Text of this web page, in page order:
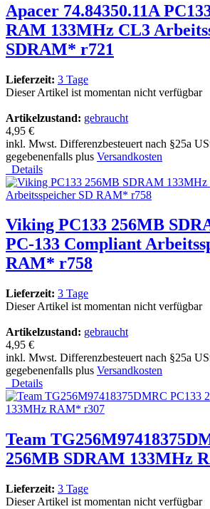
Apacer 74.84350.11A
RAM 133MHz CL3
SDRAM* r721
Lieferzeit: 3 Tage
Dieser Artikel ist momentan nicht verfügbar
Artikelzustand: gebraucht
4,95 €
inkl. Mwst. Differenzbesteuert nach §25a
gegebenenfalls plus Versandkosten
Details
Viking PC133 256MB
PC-133 Compliant
RAM* r758
Lieferzeit: 3 Tage
Dieser Artikel ist momentan nicht verfügbar
Artikelzustand: gebraucht
4,95 €
inkl. Mwst. Differenzbesteuert nach §25a
gegebenenfalls plus Versandkosten
Details
Team
256MB SDRAM 133MHz
Lieferzeit: 3 Tage
Dieser Artikel ist momentan nicht verfügbar